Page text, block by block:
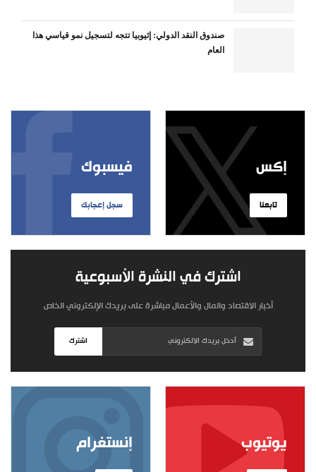
صندوق النقد الدولي: إثيوبيا تتجه لتسجيل نمو قياسي هذا
العام
فيسبوك
سجل إعجابك
إكس
تابعنا
اشترك في النشرة الأسبوعية
أخبار الاقتصاد والمال والأعمال مباشرة على بريدك الإلكتروني الخاص
اشترك
إنستغرام يوتيوب